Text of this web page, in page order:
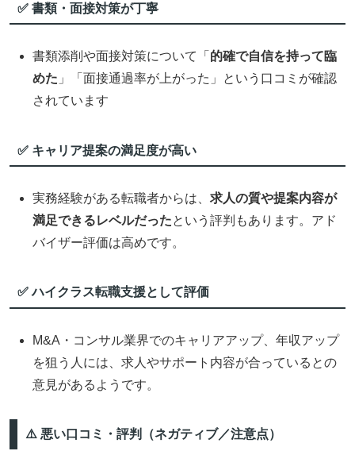
✅ 書類・面接対策が丁寧
書類添削や面接対策について「 的確で自信を持って臨
めた 」「面接通過率が上がった」という口コミが確認
されています
✅ キャリア提案の満足度が高い
実務経験がある転職者からは、求人の質や提案内容が
満足できるレベルだったという評判もあります。アド
バイザー評価は高めです。
✅ ハイクラス転職支援として評価
M&A・コンサル業界でのキャリアアップ、年収アップ
を狙う人には、求人やサポート内容が合っているとの
意見があるようです。
⚠️ 悪い口コミ・評判（ネガティブ／注意点）